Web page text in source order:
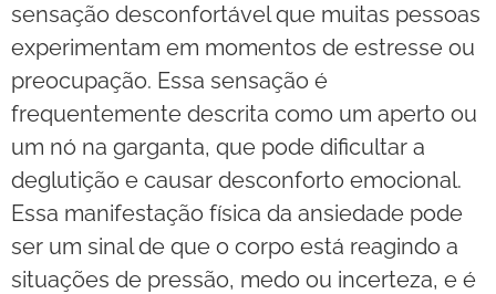
sensação desconfortável que muitas pessoas
experimentam em momentos de estresse ou
preocupação. Essa sensação é
frequentemente descrita como um aperto ou
um nó na garganta, que pode dificultar a
deglutição e causar desconforto emocional.
Essa manifestação física da ansiedade pode
ser um sinal de que o corpo está reagindo a
situações de pressão, medo ou incerteza, e é